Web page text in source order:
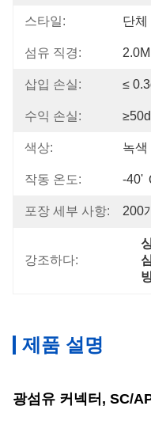
스타일: 단체
섬유 직경:
삽입 손실: ≤
수익 손실:
색상: 녹색
작동 온도: -40'
포장 세부 사항: 200
강조하다:
제품 설명
광섬유 커넥터, SC/